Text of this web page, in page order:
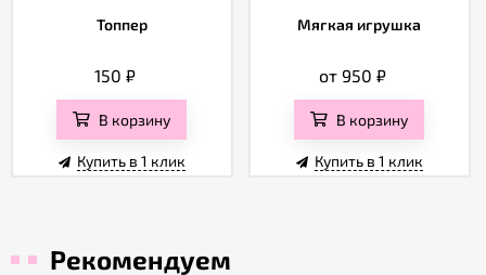
Топпер
150₽
В корзину
Купить в 1 клик
Мягкая игрушка
от 950₽
В корзину
Купить в 1 клик
Рекомендуем